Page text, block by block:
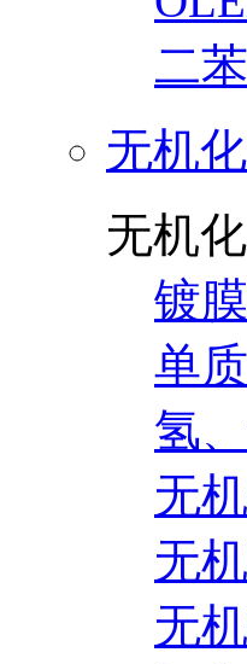
二
无机
无机
镀
单质
氢
无
无
无